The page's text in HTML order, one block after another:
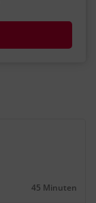
Dauer:
45 Minuten